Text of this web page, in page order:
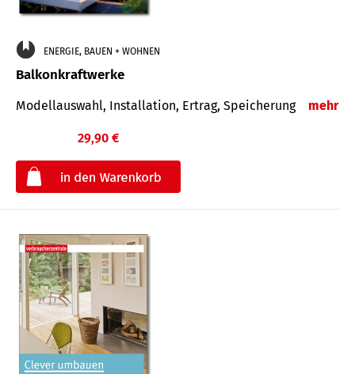
ENERGIE, BAUEN + WOHNEN
Balkonkraftwerke
Modellauswahl, Installation, Ertrag, Speicherung mehr
29,90 €